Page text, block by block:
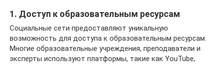
1. Доступ к образовательным ресурсам
Социальные сети предоставляют уникальную
возможность для доступа к образовательным ресурсам.
Многие образовательные учреждения, преподаватели и
эксперты используют платформы, такие как YouTube,